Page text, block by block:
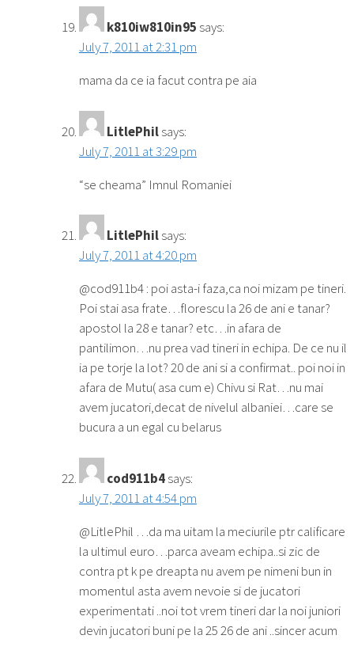
k810iw810in95 says:
July 7, 2011 at 2:31 pm
mama da ce ia facut contra pe aia
LitlePhilsays:
July 7, 2011 at 3:29 pm
“se cheama” Imnul Romaniei
LitlePhilsays:
July 7, 2011 at 4:20 pm
@cod911b4 : poi asta-i faza,ca noi mizam pe tineri.
Poi stai asa frate…florescu la 26 de ani e tanar?
apostol la 28 e tanar? etc…in afara de
pantilimon…nu prea vad tineri in echipa. De ce nu il
ia pe torje la lot? 20 de ani si a confirmat.. poi noi in
afara de Mutu( asa cum e) Chivu si Rat…nu mai
avem jucatori,decat de nivelul albaniei…care se
bucura a un egal cu belarus
cod911b4says:
July 7, 2011 at 4:54 pm
@LitlePhil …da ma uitam la meciurile ptr calificare
la ultimul euro…parca aveam echipa..si zic de
contra pt k pe dreapta nu avem pe nimeni bun in
momentul asta avem nevoie si de jucatori
experimentati ..noi tot vrem tineri dar la noi juniori
devin jucatori buni pe la 25 26 de ani ..sincer acum